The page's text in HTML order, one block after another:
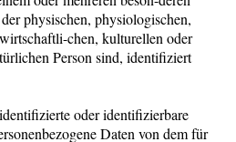
physischen, physiologischen,
chen, kulturellen oder
Person sind, identifiziert
oder identifizierbare
Daten von dem für